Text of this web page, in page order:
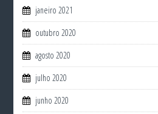
janeiro 2021
outubro 2020
agosto 2020
julho 2020
junho 2020